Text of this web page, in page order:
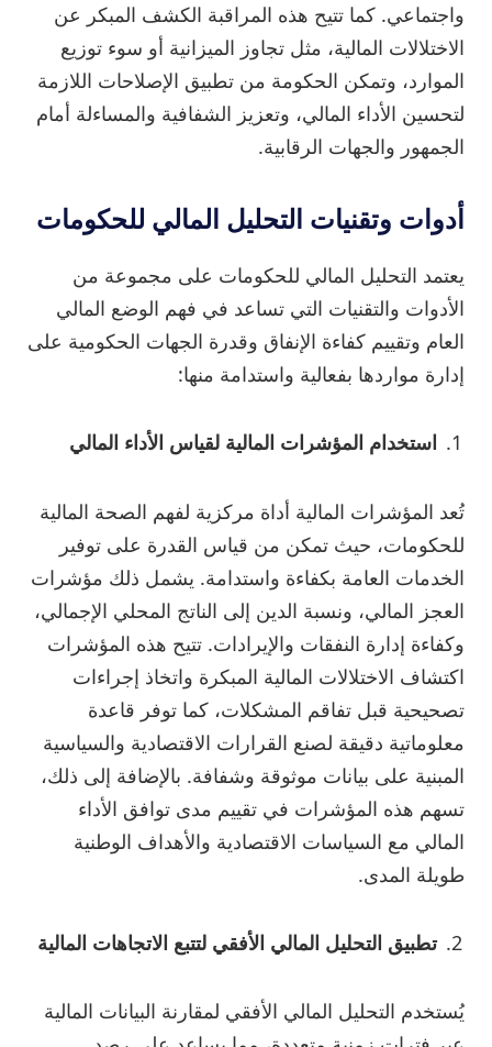
واجتماعي. كما تتيح هذه المراقبة الكشف المبكر عن
الاختلالات المالية، مثل تجاوز الميزانية أو سوء توزيع
الموارد، وتمكن الحكومة من تطبيق الإصلاحات اللازمة
لتحسين الأداء المالي، وتعزيز الشفافية والمساءلة أمام
الجمهور والجهات الرقابية.
أدوات وتقنيات التحليل المالي للحكومات
يعتمد التحليل المالي للحكومات على مجموعة من
الأدوات والتقنيات التي تساعد في فهم الوضع المالي
العام وتقييم كفاءة الإنفاق وقدرة الجهات الحكومية على
إدارة مواردها بفعالية واستدامة منها:
استخدام المؤشرات المالية لقياس الأداء المالي
تُعد المؤشرات المالية أداة مركزية لفهم الصحة المالية
للحكومات، حيث تمكن من قياس القدرة على توفير
الخدمات العامة بكفاءة واستدامة. يشمل ذلك مؤشرات
العجز المالي، ونسبة الدين إلى الناتج المحلي الإجمالي،
وكفاءة إدارة النفقات والإيرادات. تتيح هذه المؤشرات
اكتشاف الاختلالات المالية المبكرة واتخاذ إجراءات
تصحيحية قبل تفاقم المشكلات، كما توفر قاعدة
معلوماتية دقيقة لصنع القرارات الاقتصادية والسياسية
المبنية على بيانات موثوقة وشفافة. بالإضافة إلى ذلك،
تسهم هذه المؤشرات في تقييم مدى توافق الأداء
المالي مع السياسات الاقتصادية والأهداف الوطنية
طويلة المدى.
تطبيق التحليل المالي الأفقي لتتبع الاتجاهات المالية
يُستخدم التحليل المالي الأفقي لمقارنة البيانات المالية